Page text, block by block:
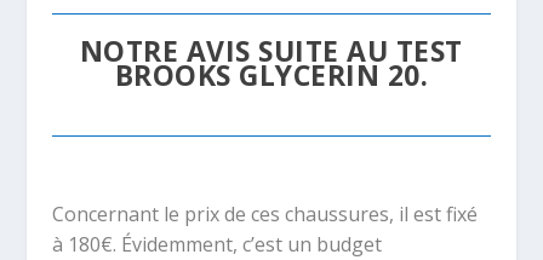
NOTRE AVIS SUITE AU TEST
BROOKS GLYCERIN 20.
Concernant le prix de ces chaussures, il est fixé
à 180€. Évidemment, c’est un budget